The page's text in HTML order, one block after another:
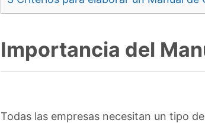
Importancia del
Todas las empresas necesitan un tipo